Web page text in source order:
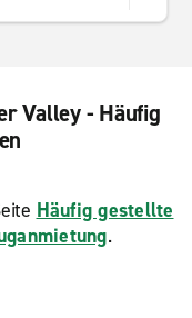
Valley - Häufig
Häufig gestellte
.